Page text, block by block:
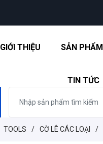
GIỚI THIỆU SẢN PHẨM
TIN TỨC
TOOLS / CỜ LÊ CÁC LOẠI /